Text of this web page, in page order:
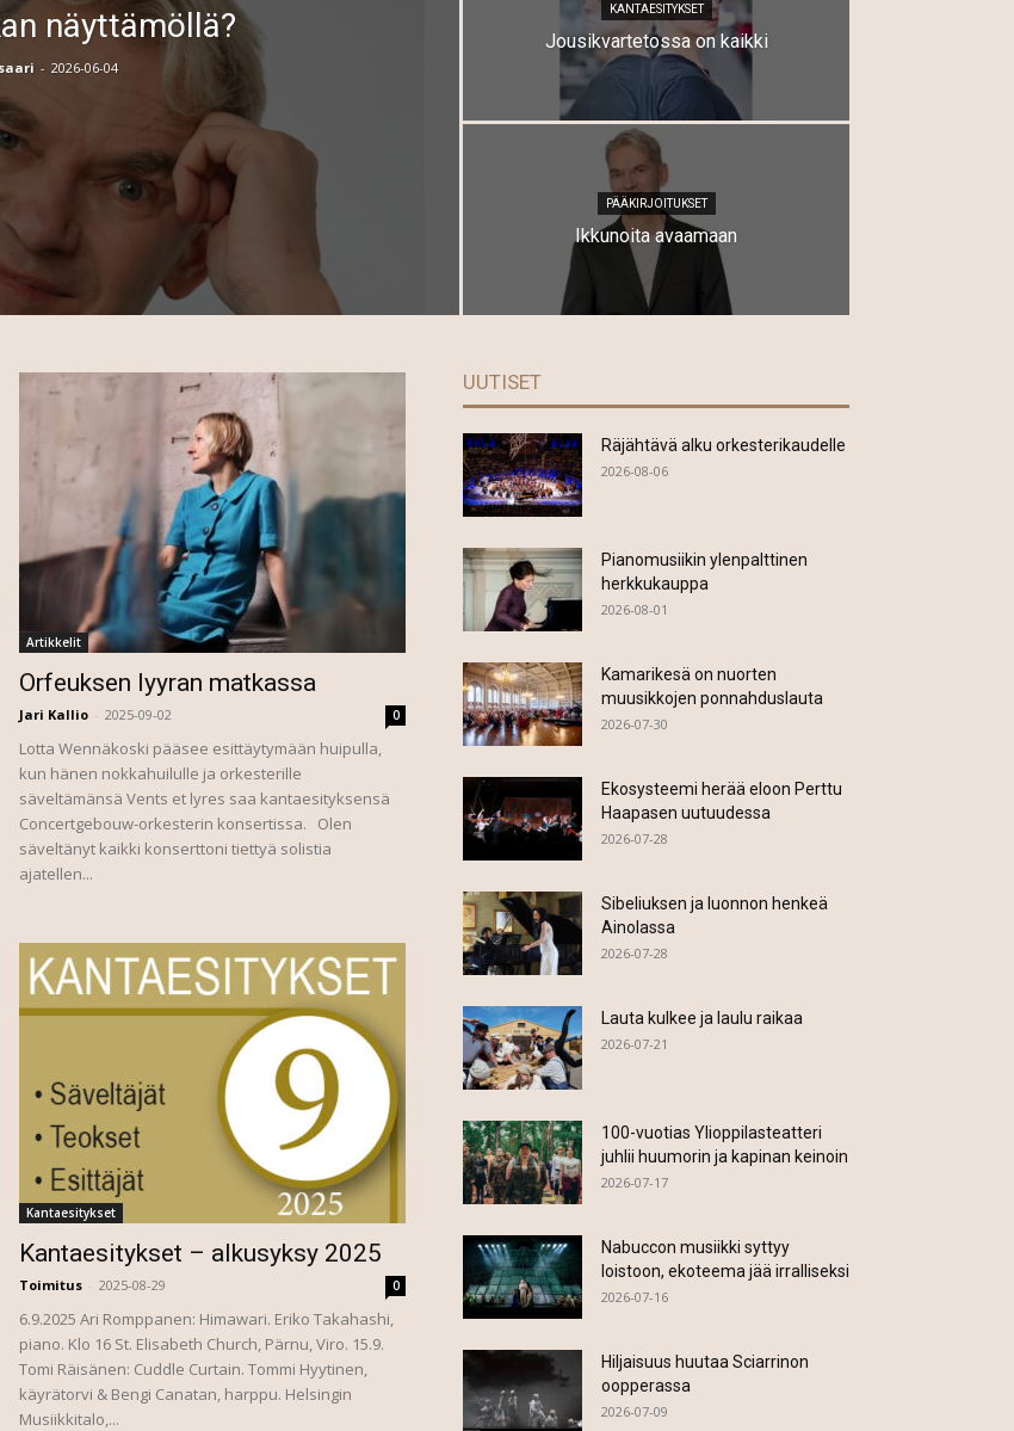
näyttämöllä?
- 2026-06-04
KANTAESITYKSET
Jousikvartetossa on kaikki
PÄÄKIRJOITUKSET
Ikkunoita avaamaan
Artikkelit
Orfeuksen lyyran matkassa
Jari Kallio - 2025-09-02 0
Lotta Wennäkoski pääsee esittäytymään huipulla,
kun hänen nokkahuilulle ja orkesterille
säveltämänsä Vents et lyres saa kantaesityksensä
Concertgebouw-orkesterin konsertissa. Olen
säveltänyt kaikki konserttoni tiettyä solistia
ajatellen...
Kantaesitykset
Kantaesitykset – alkusyksy 2025
Toimitus - 2025-08-29 0
6.9.2025 Ari Romppanen: Himawari. Eriko Takahashi,
piano. Klo 16 St. Elisabeth Church, Pärnu, Viro. 15.9.
Tomi Räisänen: Cuddle Curtain. Tommi Hyytinen,
käyrätorvi & Bengi Canatan, harppu. Helsingin
Musiikkitalo,...
UUTISET
Räjähtävä alku orkesterikaudelle
2026-08-06
Pianomusiikin ylenpalttinen
herkkukauppa
2026-08-01
Kamarikesä on nuorten
muusikkojen ponnahduslauta
2026-07-30
Ekosysteemi herää eloon Perttu
Haapasen uutuudessa
2026-07-28
Sibeliuksen ja luonnon henkeä
Ainolassa
2026-07-28
Lauta kulkee ja laulu raikaa
2026-07-21
100-vuotias Ylioppilasteatteri
juhlii huumorin ja kapinan keinoin
2026-07-17
Nabuccon musiikki syttyy
loistoon, ekoteema jää irralliseksi
2026-07-16
Hiljaisuus huutaa Sciarrinon
oopperassa
2026-07-09